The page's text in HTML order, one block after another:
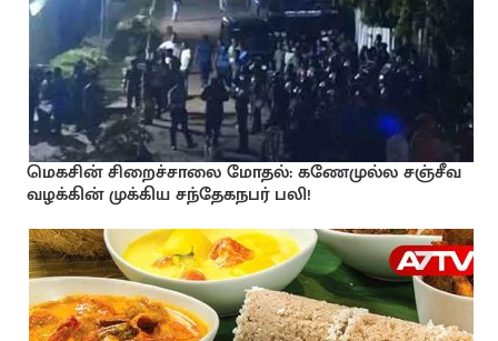
மெகசின் சிறைச்சாலை மோதல்: கணேமுல்ல சஞ்சீவ
வழக்கின் முக்கிய சந்தேகநபர் பலி!